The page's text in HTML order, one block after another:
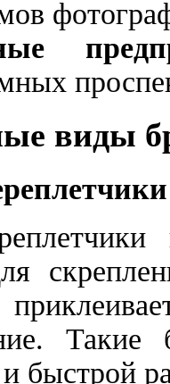
виды
быстрой